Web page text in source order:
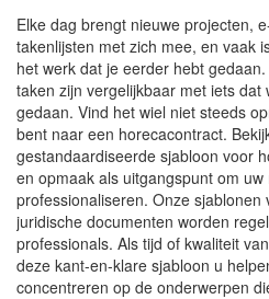
Elke dag brengt nieuwe projecten,
takenlijsten met zich mee, en vaak
het werk dat je eerder hebt
taken zijn vergelijkbaar met iets dat
gedaan. Vind het wiel niet steeds
bent naar een horecacontract.
gestandaardiseerde sjabloon voor
en opmaak als uitgangspunt om
professionaliseren. Onze sjablonen
juridische documenten worden
professionals. Als tijd of kwaliteit
deze kant-en-klare sjabloon u
concentreren op de onderwerpen